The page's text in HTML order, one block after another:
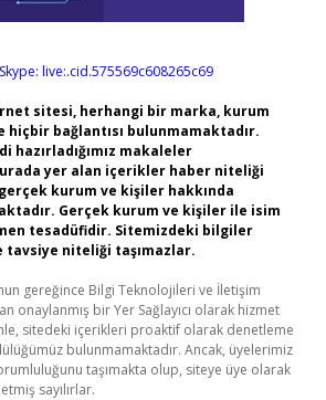
Skype: live:.cid.575569c608265c69
sitesi, herhangi bir marka, kurum
hiçbir bağlantısı bulunmamaktadır.
hazırladığımız makaleler
yer alan içerikler haber niteliği
kurum ve kişiler hakkında
Gerçek kurum ve kişiler ile isim
tesadüfidir. Sitemizdeki bilgiler
niteliği taşımazlar.
gereğince Bilgi Teknolojileri ve İletişim
onaylanmış bir Yer Sağlayıcı olarak hizmet
sitedeki içerikleri proaktif olarak denetleme
bulunmamaktadır. Ancak, üyelerimiz
taşımakta olup, siteye üye olarak
sayılırlar.